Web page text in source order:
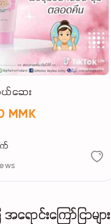
ဆေး
MMK
ရောင်းကြော်ငြာများ